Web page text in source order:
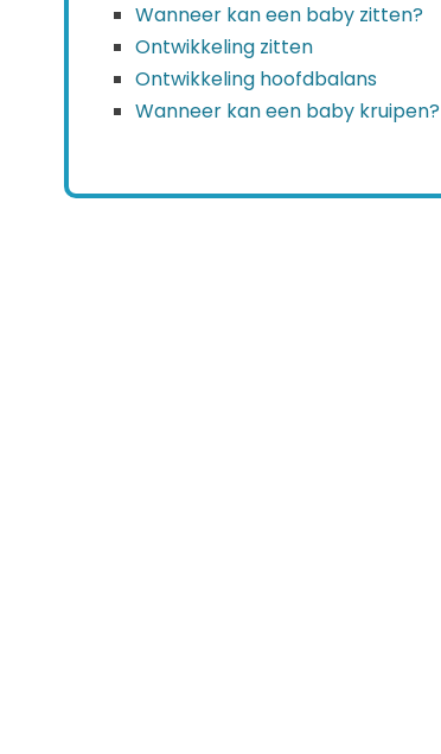
Wanneer kan een baby zitten?
Ontwikkeling zitten
Ontwikkeling hoofdbalans
Wanneer kan een baby kruipen?